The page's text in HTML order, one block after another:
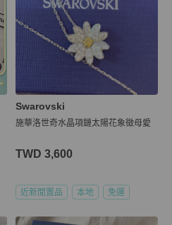
Swarovski
施華洛世奇水晶項鏈太陽花象徵母愛
TWD 3,600
近新閒置品 本地 免運